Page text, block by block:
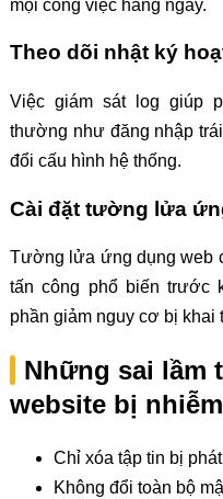
mọi công việc hằng ngày.
Theo dõi nhật ký
Việc giám sát log giúp
thường như đăng nhập
đổi cấu hình hệ thống.
Cài đặt tường lửa
Tường lửa ứng dụng web
tấn công phổ biến trước
phần giảm nguy cơ bị khai
Những sai lầm
website bị
Chỉ xóa tập tin bị
Không đổi toàn bộ